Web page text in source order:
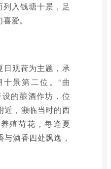
列入钱塘十景，足
爱。
日观荷为主题，承
景第二位。“曲
的酿酒作坊，位
近，濒临当时的西
殖荷花，每逢夏
酒香四处飘逸，